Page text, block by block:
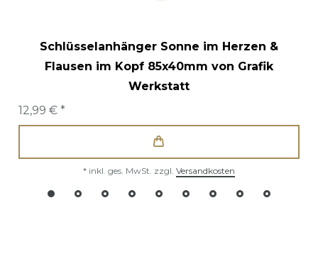
Schlüsselanhänger Sonne im Herzen &
Flausen im Kopf 85x40mm von Grafik
Werkstatt
12,99 € *
* inkl. ges. MwSt. zzgl. Versandkosten